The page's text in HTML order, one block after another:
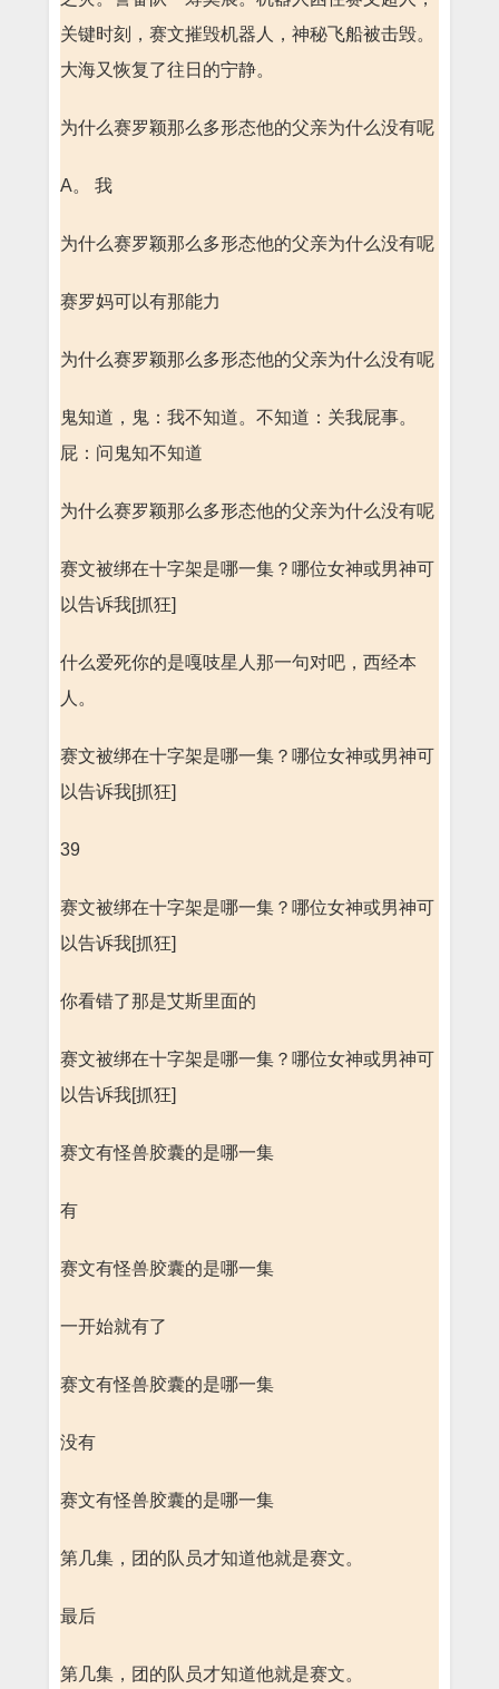
关键时刻，赛文摧毁机器人，神秘飞船被击毁。
大海又恢复了往日的宁静。
为什么赛罗颖那么多形态他的父亲为什么没有呢
A。 我
为什么赛罗颖那么多形态他的父亲为什么没有呢
赛罗妈可以有那能力
为什么赛罗颖那么多形态他的父亲为什么没有呢
鬼知道，鬼：我不知道。不知道：关我屁事。
屁：问鬼知不知道
为什么赛罗颖那么多形态他的父亲为什么没有呢
赛文被绑在十字架是哪一集？哪位女神或男神可
以告诉我[抓狂]
什么爱死你的是嘎吱星人那一句对吧，西经本
人。
赛文被绑在十字架是哪一集？哪位女神或男神可
以告诉我[抓狂]
39
赛文被绑在十字架是哪一集？哪位女神或男神可
以告诉我[抓狂]
你看错了那是艾斯里面的
赛文被绑在十字架是哪一集？哪位女神或男神可
以告诉我[抓狂]
赛文有怪兽胶囊的是哪一集
有
赛文有怪兽胶囊的是哪一集
一开始就有了
赛文有怪兽胶囊的是哪一集
没有
赛文有怪兽胶囊的是哪一集
第几集，团的队员才知道他就是赛文。
最后
第几集，团的队员才知道他就是赛文。